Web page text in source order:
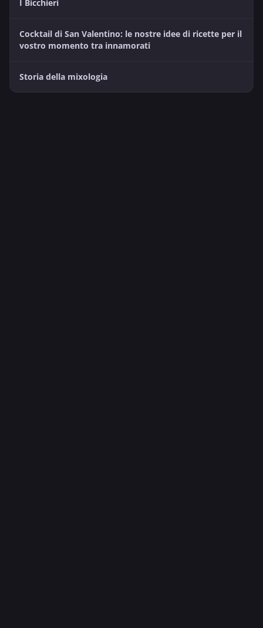
I Bicchieri
Cocktail di San Valentino: le nostre idee di ricette per il
vostro momento tra innamorati
Storia della mixologia